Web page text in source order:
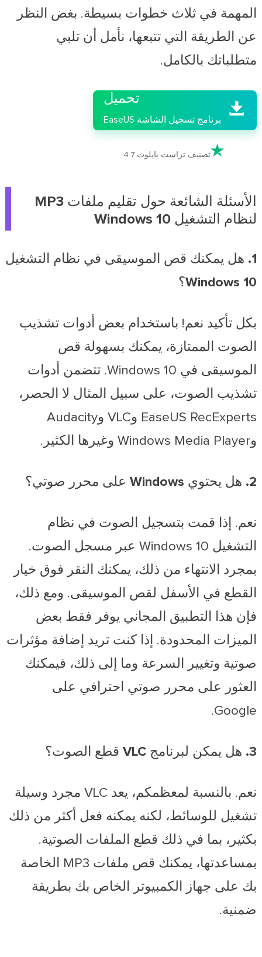
المهمة في ثلاث خطوات بسيطة. بغض النظر
عن الطريقة التي تتبعها، نأمل أن تلبي
متطلباتك بالكامل.


تحميل
برنامج تسجيل الشاشة EaseUS
تصنيف تراست بايلوت 4.7
الأسئلة الشائعة حول تقليم ملفات MP3
لنظام التشغيل Windows 10
1. هل يمكنك قص الموسيقى في نظام التشغيل
Windows 10؟
بكل تأكيد نعم! باستخدام بعض أدوات تشذيب
الصوت الممتازة، يمكنك بسهولة قص
الموسيقى في Windows 10. تتضمن أدوات
تشذيب الصوت، على سبيل المثال لا الحصر،
EaseUS RecExperts وVLC وAudacity
وWindows Media Player وغيرها الكثير.
2. هل يحتوي Windows على محرر صوتي؟
نعم. إذا قمت بتسجيل الصوت في نظام
التشغيل Windows 10 عبر مسجل الصوت.
بمجرد الانتهاء من ذلك، يمكنك النقر فوق خيار
القطع في الأسفل لقص الموسيقى. ومع ذلك،
فإن هذا التطبيق المجاني يوفر فقط بعض
الميزات المحدودة. إذا كنت تريد إضافة مؤثرات
صوتية وتغيير السرعة وما إلى ذلك، فيمكنك
العثور على محرر صوتي احترافي على
Google.
3. هل يمكن لبرنامج VLC قطع الصوت؟
نعم. بالنسبة لمعظمكم، يعد VLC مجرد وسيلة
تشغيل للوسائط، لكنه يمكنه فعل أكثر من ذلك
بكثير، بما في ذلك قطع الملفات الصوتية.
بمساعدتها، يمكنك قص ملفات MP3 الخاصة
بك على جهاز الكمبيوتر الخاص بك بطريقة
ضمنية.